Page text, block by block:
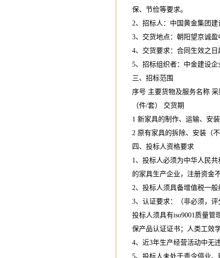
保、节俭等要求。
2、招标人：中国黄金集团
3、交货地点：朝阳望京诚盈
4、交货要求：合同生效之
5、招标组织者：中金建设企
三、招标范围
序号 主要货物及服务名称
（件/套） 交货期
1 新家具的制作、运输、安
2 原有家具的拆除、安装（
四、投标人资格要求
1、投标人必须为中华人民
的家具生产企业，注册资金
2、投标人须具备增值税一
3、认证要求：（非必须，评
投标人须具有iso9001质量管
保产品认证证书；人类工效
4、近3年生产经营活动中无
5、投标人未处于责令停业